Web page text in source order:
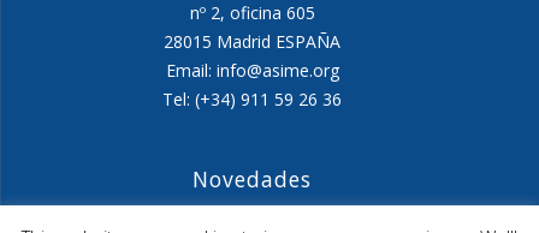
nº 2, oficina 605
28015 Madrid ESPAÑA
Email: info@asime.org
Tel: (+34) 911 59 26 36
Novedades